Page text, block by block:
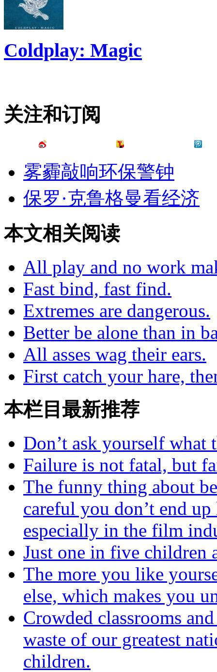
Coldplay: Magic
关注和订阅
雾霾敲响环保警钟
保罗·克鲁格曼看经济
本文相关阅读
All play and no work
Fast bind, fast find.
Extremes are dangerous.
Better be alone than in
All asses wag their ears.
First catch your hare,
本栏目最新推荐
Don’t ask yourself what
Failure is not fatal, but
The funny thing about
careful you don’t end
especially in the film
Just one in five children
The more you like
else, which makes you
Crowded classrooms
waste of our greatest
children.